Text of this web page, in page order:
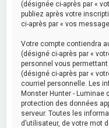
(désignée ci-après par «
publiez après votre
ci-après par « vos
Votre compte contiendra
(désigné ci-après par «
personnel vous
(désigné ci-après par «
courriel personnelle. Les
Monster Hunter - Luminae
protection des données
serveur. Toutes les
d’utilisateur, de votre mot